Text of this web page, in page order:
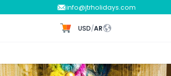
info@jtrholidays.com
AR
/
USD